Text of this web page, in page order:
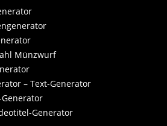
Münzwurf
– Text-Generator
Generator